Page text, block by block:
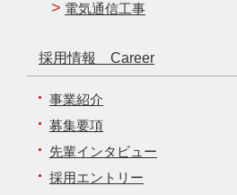
電気通信工事
採用情報 Career
事業紹介
募集要項
先輩インタビュー
採用エントリー